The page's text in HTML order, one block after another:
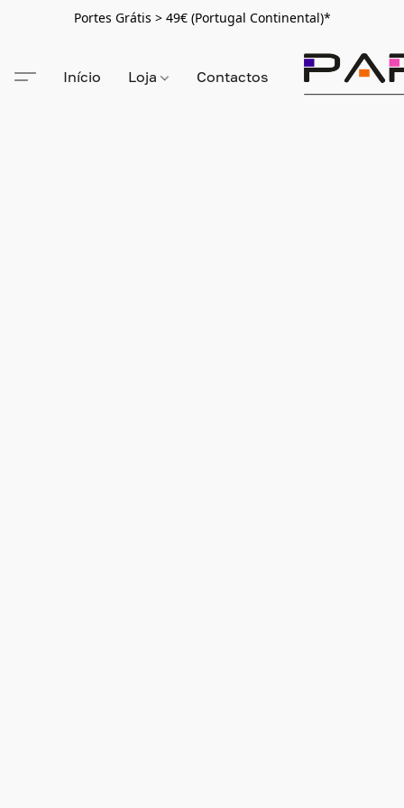
Portes Grátis > 49€ (Portugal Continental)*
Início Loja Contactos